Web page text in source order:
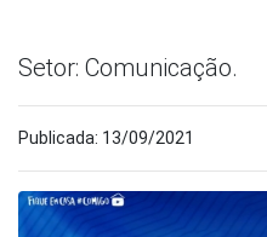
Setor: Comunicação.
Publicada: 13/09/2021